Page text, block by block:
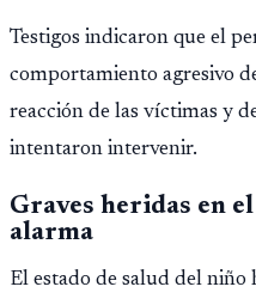
Testigos indicaron que el
comportamiento agresivo
reacción de las víctimas y
intentaron intervenir.
Graves heridas en
alarma
El estado de salud del niño